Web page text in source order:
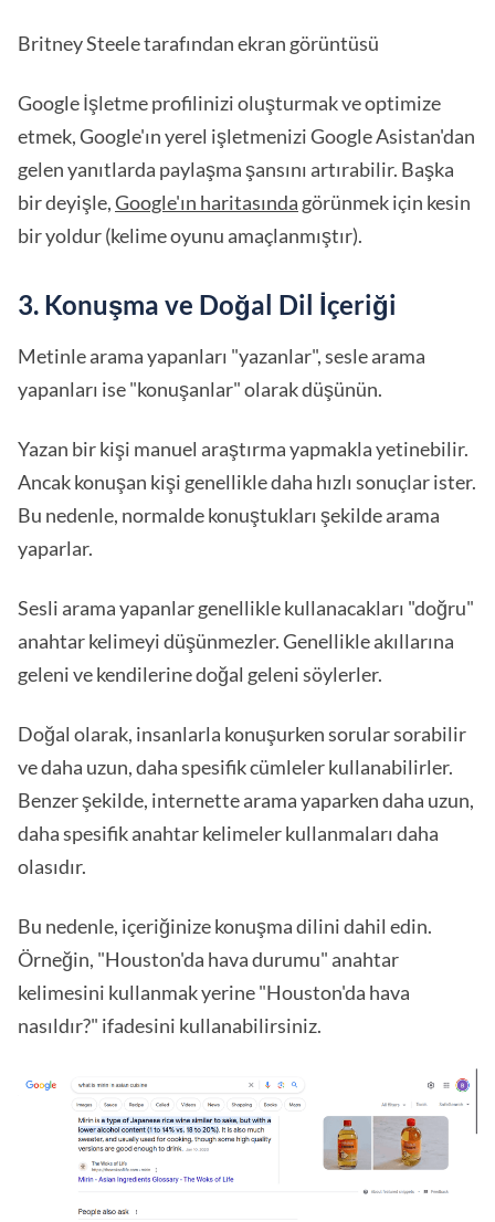
Britney Steele tarafından ekran görüntüsü
Google İşletme profilinizi oluşturmak ve optimize
etmek, Google'ın yerel işletmenizi Google Asistan'dan
gelen yanıtlarda paylaşma şansını artırabilir. Başka
bir deyişle,Google'ın haritasında görünmek için kesin
bir yoldur (kelime oyunu amaçlanmıştır).
3. Konuşma ve Doğal Dil İçeriği
Metinle arama yapanları "yazanlar", sesle arama
yapanları ise "konuşanlar" olarak düşünün.
Yazan bir kişi manuel araştırma yapmakla yetinebilir.
Ancak konuşan kişi genellikle daha hızlı sonuçlar ister.
Bu nedenle, normalde konuştukları şekilde arama
yaparlar.
Sesli arama yapanlar genellikle kullanacakları "doğru"
anahtar kelimeyi düşünmezler. Genellikle akıllarına
geleni ve kendilerine doğal geleni söylerler.
Doğal olarak, insanlarla konuşurken sorular sorabilir
ve daha uzun, daha spesifik cümleler kullanabilirler.
Benzer şekilde, internette arama yaparken daha uzun,
daha spesifik anahtar kelimeler kullanmaları daha
olasıdır.
Bu nedenle, içeriğinize konuşma dilini dahil edin.
Örneğin, "Houston'da hava durumu" anahtar
kelimesini kullanmak yerine "Houston'da hava
nasıldır?" ifadesini kullanabilirsiniz.